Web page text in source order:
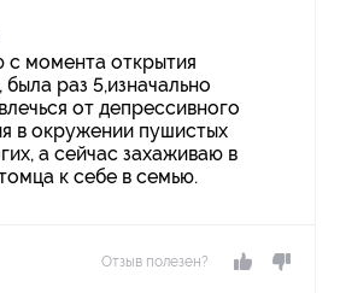
с момента открытия
раз 5,изначально
от депрессивного
в окружении пушистых
а сейчас захаживаю в
к себе в семью.
Отзыв полезен?